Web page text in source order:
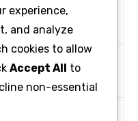
електричний
experience,
and analyze
cookies to allow
Accept All to
non-essential